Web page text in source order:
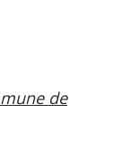
de